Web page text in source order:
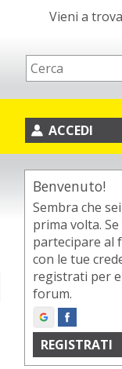
Vieni a
Benvenuto!
Sembra che
prima volta.
partecipare al
con le tue
registrati per
forum.
ACCEDI
REGISTRATI